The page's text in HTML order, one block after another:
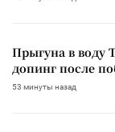
Прыгуна в воду
допинг после
53 минуты назад